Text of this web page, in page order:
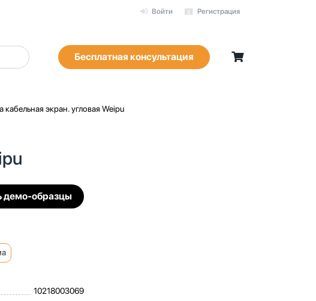
Войти Регистрация
Бесплатная консультация
кабельная экран. угловая Weipu
демо-образцы
10218003069